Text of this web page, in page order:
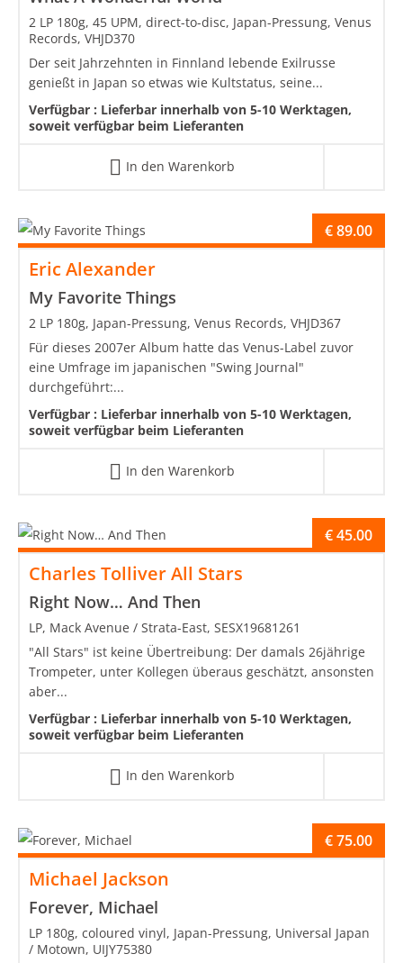
2 LP 180g, 45 UPM, direct-to-disc, Japan-Pressung, Venus
Records, VHJD370
Der seit Jahrzehnten in Finnland lebende Exilrusse
genießt in Japan so etwas wie Kultstatus, seine...
Verfügbar : Lieferbar innerhalb von 5-10 Werktagen,
soweit verfügbar beim Lieferanten
In den Warenkorb
Eric Alexander
My Favorite Things
€89.00
2 LP 180g, Japan-Pressung, Venus Records, VHJD367
Für dieses 2007er Album hatte das Venus-Label zuvor
eine Umfrage im japanischen "Swing Journal"
durchgeführt:...
Verfügbar : Lieferbar innerhalb von 5-10 Werktagen,
soweit verfügbar beim Lieferanten
In den Warenkorb
Charles Tolliver All Stars
Right Now… And Then
€45.00
LP, Mack Avenue / Strata-East, SESX19681261
"All Stars" ist keine Übertreibung: Der damals 26jährige
Trompeter, unter Kollegen überaus geschätzt, ansonsten
aber...
Verfügbar : Lieferbar innerhalb von 5-10 Werktagen,
soweit verfügbar beim Lieferanten
In den Warenkorb
Michael Jackson
Forever, Michael
€75.00
LP 180g, coloured vinyl, Japan-Pressung, Universal Japan
/ Motown, UIJY75380